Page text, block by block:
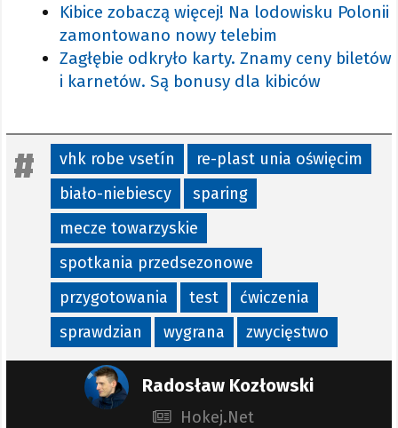
Kibice zobaczą więcej! Na lodowisku Polonii
zamontowano nowy telebim
Zagłębie odkryło karty. Znamy ceny biletów
i karnetów. Są bonusy dla kibiców
vhk robe vsetín
re-plast unia oświęcim
biało-niebiescy
sparing
mecze towarzyskie
spotkania przedsezonowe
przygotowania
test
ćwiczenia
sprawdzian
wygrana zwycięstwo
Radosław Kozłowski
Hokej.Net